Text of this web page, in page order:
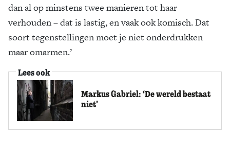
dan al op minstens twee manieren tot haar
verhouden – dat is lastig, en vaak ook komisch. Dat
soort tegenstellingen moet je niet onderdrukken
maar omarmen.’
Lees ook
Markus Gabriel: ‘De wereld bestaat
niet’